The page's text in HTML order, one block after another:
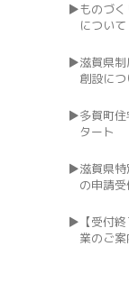
ものづ
について
滋賀県
創設につ
多賀町
タート
滋賀県
の申請
【受付
業のご案